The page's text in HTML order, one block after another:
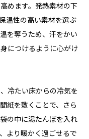
めます。発熱素材の下
温性の高い素材を選ぶ
を奪うため、汗をかい
につけるように心がけ
、冷たい床からの冷気を
紙を敷くことで、さら
の中に湯たんぽを入れ
より暖かく過ごせるで